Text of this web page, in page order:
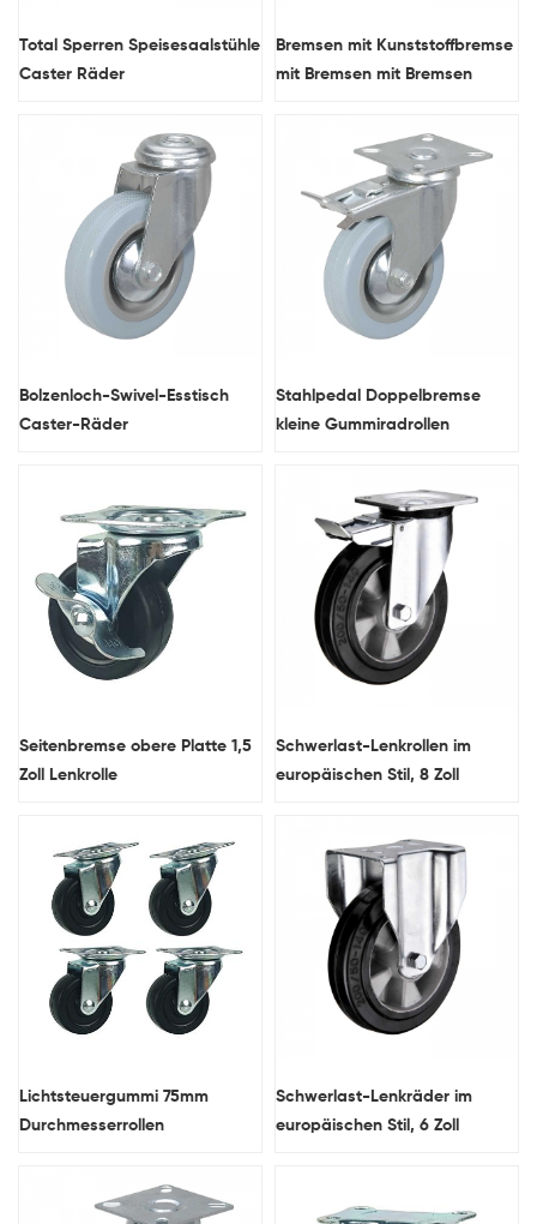
Total Sperren Speisesaalstühle
Caster Räder
Bremsen mit Kunststoffbremse
mit Bremsen mit Bremsen
Bolzenloch-Swivel-Esstisch
Caster-Räder
Stahlpedal Doppelbremse
kleine Gummiradrollen
Seitenbremse obere Platte 1,5
Zoll Lenkrolle
Schwerlast-Lenkrollen im
europäischen Stil, 8 Zoll
Lichtsteuergummi 75mm
Durchmesserrollen
Schwerlast-Lenkräder im
europäischen Stil, 6 Zoll